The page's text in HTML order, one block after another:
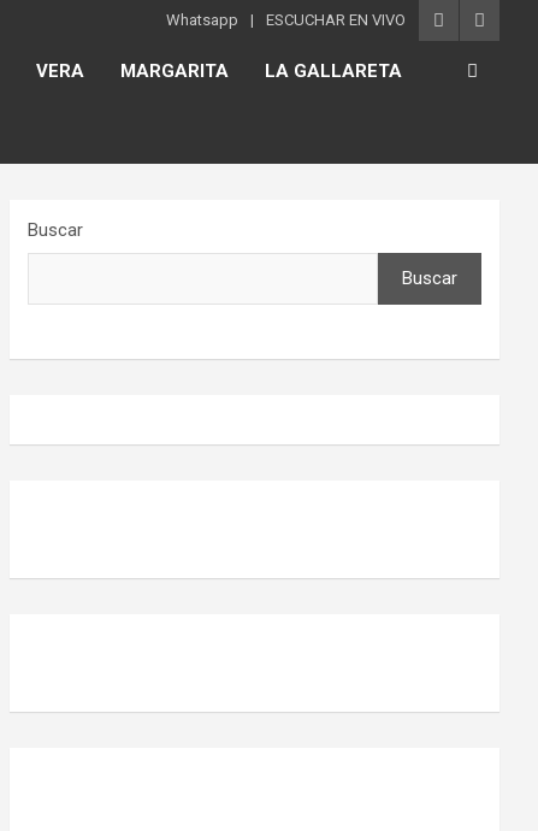
Whatsapp ESCUCHAR EN VIVO
VERA MARGARITA LA GALLARETA
Buscar
Buscar